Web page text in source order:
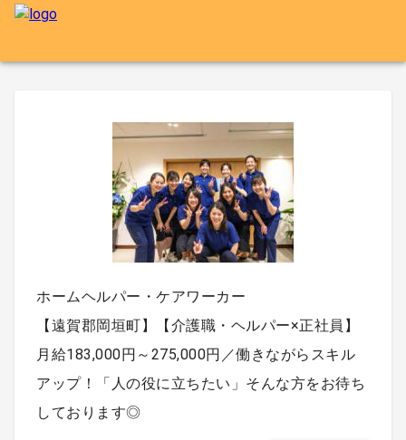
ホームヘルパー・ケアワーカー
【遠賀郡岡垣町】【介護職・ヘルパー×正社員】
月給183,000円～275,000円／働きながらスキル
アップ！「人の役に立ちたい」そんな方をお待ち
しております◎